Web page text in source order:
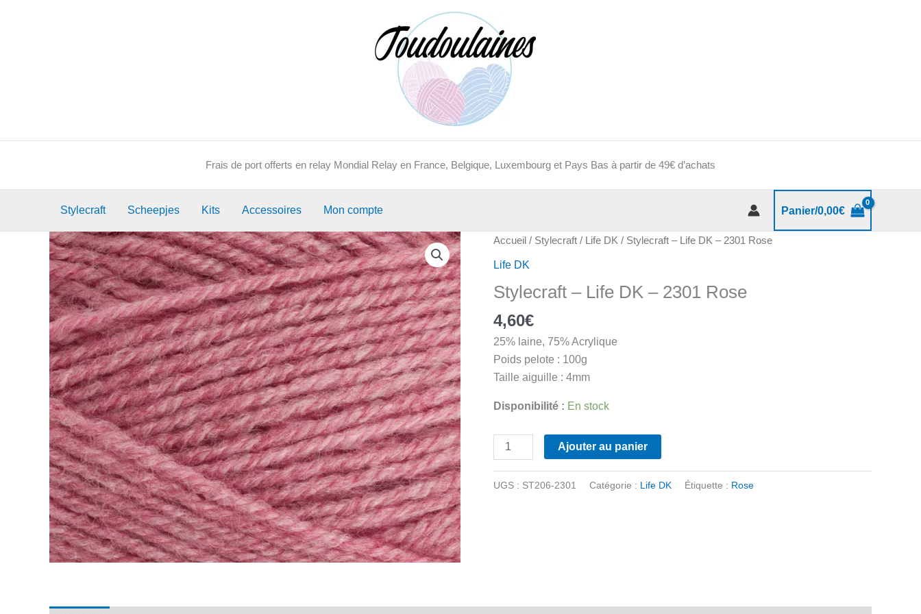
Frais de port offerts en relay Mondial Relay en France, Belgique, Luxembourg et Pays Bas à partir de 49€ d’achats
Stylecraft Scheepjes Kits Accessoires Mon compte Panier/0,00€
Accueil / Stylecraft / Life DK / Stylecraft – Life DK – 2301 Rose
Life DK
Stylecraft – Life DK – 2301 Rose
4,60€
25% laine, 75% Acrylique
Poids pelote : 100g
Taille aiguille : 4mm
Disponibilité : En stock
quantité
de
Ajouter au panier
UGS : ST206-2301 Catégorie : Life DK Étiquette : Rose